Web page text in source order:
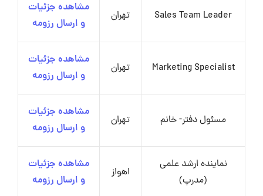
Sales Team Leader تهران
مشاهده جزئیات
و ارسال رزومه
Marketing Specialist تهران
مشاهده جزئیات
و ارسال رزومه
مسئول دفتر- خانم تهران
مشاهده جزئیات
و ارسال رزومه
نماینده ارشد علمی
(مدرپ)
اهواز
مشاهده جزئیات
و ارسال رزومه